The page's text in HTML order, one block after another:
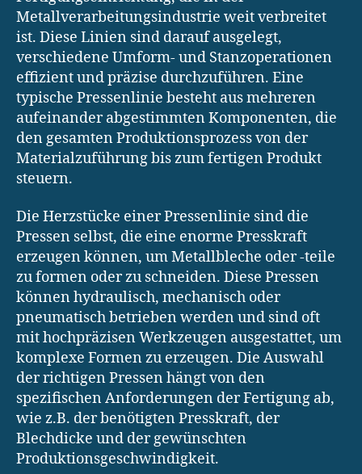
Metallverarbeitungsindustrie weit verbreitet
ist. Diese Linien sind darauf ausgelegt,
verschiedene Umform- und Stanzoperationen
effizient und präzise durchzuführen. Eine
typische Pressenlinie besteht aus mehreren
aufeinander abgestimmten Komponenten, die
den gesamten Produktionsprozess von der
Materialzuführung bis zum fertigen Produkt
steuern.
Die Herzstücke einer Pressenlinie sind die
Pressen selbst, die eine enorme Presskraft
erzeugen können, um Metallbleche oder -teile
zu formen oder zu schneiden. Diese Pressen
können hydraulisch, mechanisch oder
pneumatisch betrieben werden und sind oft
mit hochpräzisen Werkzeugen ausgestattet, um
komplexe Formen zu erzeugen. Die Auswahl
der richtigen Pressen hängt von den
spezifischen Anforderungen der Fertigung ab,
wie z.B. der benötigten Presskraft, der
Blechdicke und der gewünschten
Produktionsgeschwindigkeit.